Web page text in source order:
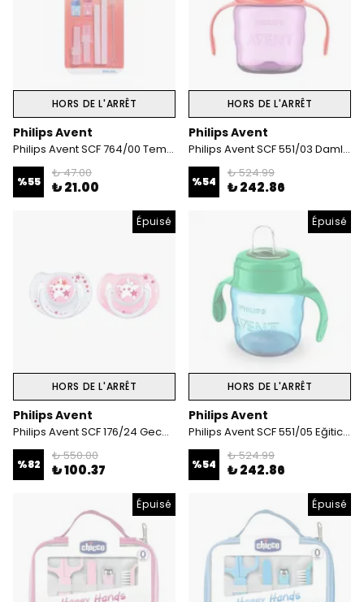
HORS DE L'ARRÊT
Philips Avent
Philips Avent SCF 764/00 Temizleme fırçalı yedek silikon pipetler
%55
₺ 47.00
₺ 21.00
HORS DE L'ARRÊT
Philips Avent
Philips Avent SCF 551/03 Damlatmaz Bardak 6 ay+ 200 ml
%54
₺ 524.99
₺ 242.86
Épuisé
HORS DE L'ARRÊT
Philips Avent
Philips Avent SCF 176/24 Gece Emziği 6-18 ay (Pembe)
%82
₺ 550.00
₺ 100.37
Épuisé
HORS DE L'ARRÊT
Philips Avent
Philips Avent SCF 551/05 Eğitici Damlatmaz Bardak 6M+ 200ml
%54
₺ 524.99
₺ 242.86
Épuisé Épuisé